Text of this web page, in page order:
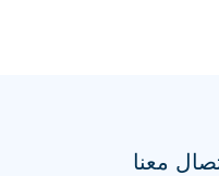
معنا